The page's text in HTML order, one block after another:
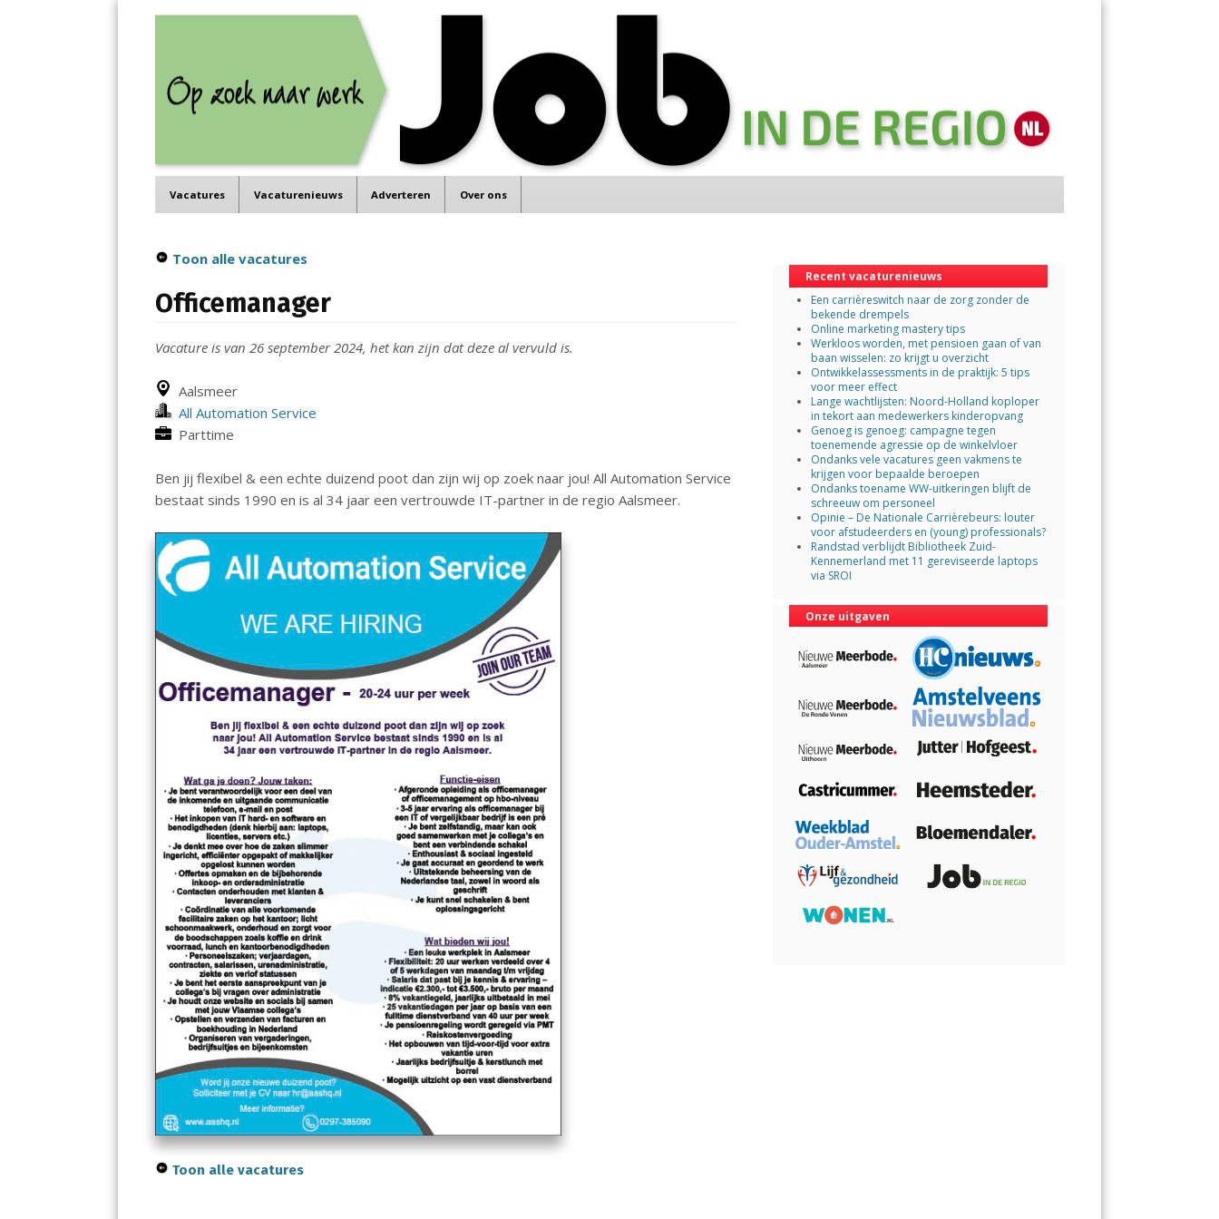
Menu
Vacatures Vacaturenieuws Adverteren Over ons
Toon alle vacatures
Officemanager
Vacature is van 26 september 2024, het kan zijn dat deze al vervuld is.
Aalsmeer
All Automation Service
Parttime
Ben jij flexibel & een echte duizend poot dan zijn wij op zoek naar jou! All Automation Service
bestaat sinds 1990 en is al 34 jaar een vertrouwde IT-partner in de regio Aalsmeer.
Toon alle vacatures
Recent vacaturenieuws
Een carrièreswitch naar de zorg zonder de
bekende drempels
Online marketing mastery tips
Werkloos worden, met pensioen gaan of van
baan wisselen: zo krijgt u overzicht
Ontwikkelassessments in de praktijk: 5 tips
voor meer effect
Lange wachtlijsten: Noord-Holland koploper
in tekort aan medewerkers kinderopvang
Genoeg is genoeg: campagne tegen
toenemende agressie op de winkelvloer
Ondanks vele vacatures geen vakmens te
krijgen voor bepaalde beroepen
Ondanks toename WW-uitkeringen blijft de
schreeuw om personeel
Opinie – De Nationale Carrièrebeurs: louter
voor afstudeerders en (young) professionals?
Randstad verblijdt Bibliotheek Zuid-
Kennemerland met 11 gereviseerde laptops
via SROI
Onze uitgaven